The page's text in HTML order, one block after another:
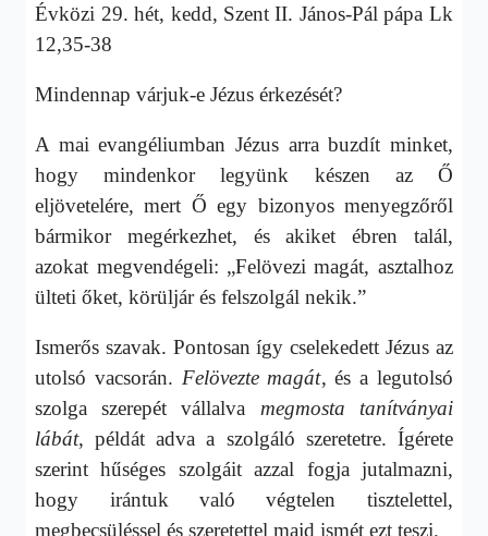
Évközi 29. hét, kedd, Szent II. János-Pál pápa Lk
12,35-38
Mindennap várjuk-e Jézus érkezését?
A mai evangéliumban Jézus arra buzdít minket,
hogy mindenkor legyünk készen az Ő
eljövetelére, mert Ő egy bizonyos menyegzőről
bármikor megérkezhet, és akiket ébren talál,
azokat megvendégeli: „Felövezi magát, asztalhoz
ülteti őket, körüljár és felszolgál nekik.”
Ismerős szavak. Pontosan így cselekedett Jézus az
utolsó vacsorán. Felövezte magát, és a legutolsó
szolga szerepét vállalva megmosta tanítványai
lábát, példát adva a szolgáló szeretetre. Ígérete
szerint hűséges szolgáit azzal fogja jutalmazni,
hogy irántuk való végtelen tisztelettel,
megbecsüléssel és szeretettel majd ismét ezt teszi.